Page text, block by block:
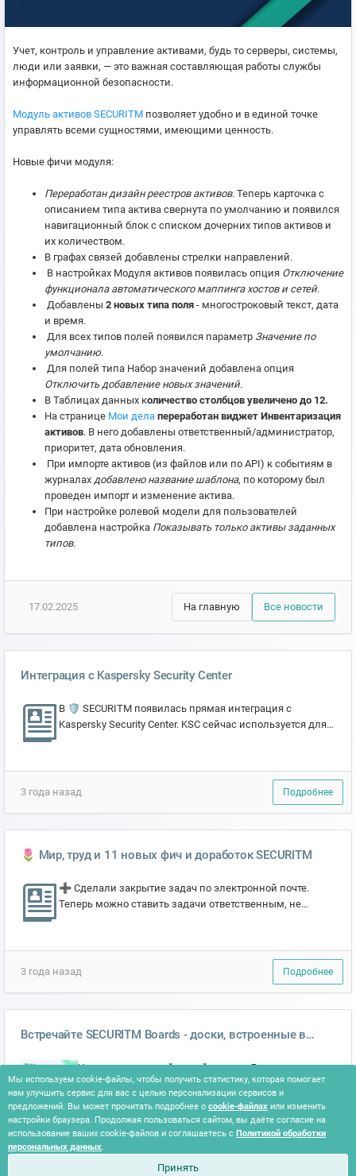
Учет, контроль и управление активами, будь то серверы, системы,
люди или заявки, — это важная составляющая работы службы
информационной безопасности.
Модуль активов SECURITM позволяет удобно и в единой точке
управлять всеми сущностями, имеющими ценность.
Новые фичи модуля:
Переработан дизайн реестров активов. Теперь карточка с
описанием типа актива свернута по умолчанию и появился
навигационный блок с списком дочерних типов активов и
их количеством.
В графах связей добавлены стрелки направлений.
В настройках Модуля активов появилась опция Отключение
функционала автоматического маппинга хостов и сетей.
Добавлены 2 новых типа поля - многостроковый текст, дата
и время.
Для всех типов полей появился параметр Значение по
умолчанию.
Для полей типа Набор значений добавлена опция
Отключить добавление новых значений.
В Таблицах данных количество столбцов увеличено до 12.
На странице Мои дела переработан виджет Инвентаризация
активов. В него добавлены ответственный/администратор,
приоритет, дата обновления.
При импорте активов (из файлов или по API) к событиям в
журналах добавлено название шаблона, по которому был
проведен импорт и изменение актива.
При настройке ролевой модели для пользователей
добавлена настройка Показывать только активы заданных
типов.
17.02.2025 На главную Все новости
Интеграция с Kaspersky Security Center
В 🛡 SECURITM появилась прямая интеграция с
Kaspersky Security Center. KSC сейчас используется для
3 года назад Подробнее
🌷 Мир, труд и 11 новых фич и доработок SECURITM
➕ Сделали закрытие задач по электронной почте.
Теперь можно ставить задачи ответственным, не
3 года назад Подробнее
Встречайте SECURITM Boards - доски, встроенные в
Что это: отдельный новый модуль Доски в
SECURITM 📄. Он доступен как самостоятельный
раздел, а также встроен в карточки активов и
защитных мер - чтоб...
1 месяц назад
Подробнее
Мы используем cookie-файлы, чтобы получить статистику, которая помогает
нам улучшить сервис для вас с целью персонализации сервисов и
предложений. Вы может прочитать подробнее о cookie-файлах или изменить
настройки браузера. Продолжая пользоваться сайтом, вы даёте согласие на
использование ваших cookie-файлов и соглашаетесь с Политикой обработки
персональных данных.
Принять